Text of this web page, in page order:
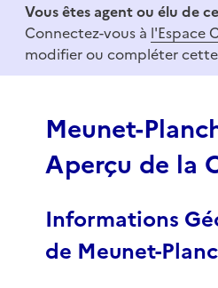
f
Vous êtes agent ou élu de
Connectez-vous à l'Espace
modifier ou compléter
Meunet-
Aperçu de la
Informations
de Meunet-